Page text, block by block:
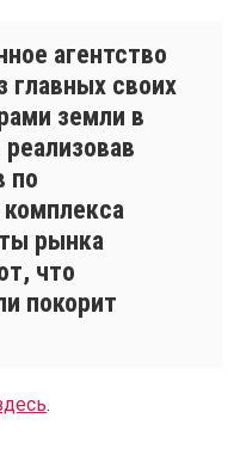
агентство
главных своих
земли в
по
рынка
что
покорит
.